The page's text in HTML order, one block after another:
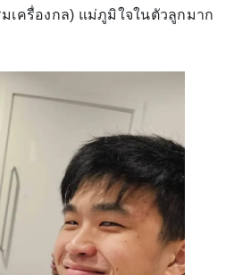
เครื่องกล) แม่ภูมิใจในตัวลูกมาก